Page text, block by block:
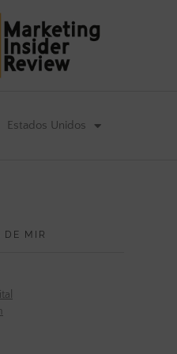
Estados Unidos
DE MIR